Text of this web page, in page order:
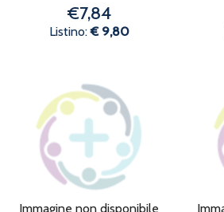
€7,84
Listino:€ 9,80
Immagine non disponibile